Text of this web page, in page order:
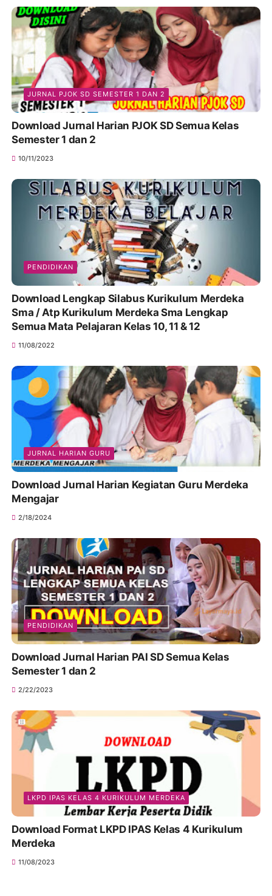
JURNAL PJOK SD SEMESTER 1 DAN 2
Download Jurnal Harian PJOK SD Semua Kelas
Semester 1 dan 2
10/11/2023
PENDIDIKAN
Download Lengkap Silabus Kurikulum Merdeka
Sma / Atp Kurikulum Merdeka Sma Lengkap
Semua Mata Pelajaran Kelas 10, 11 & 12
11/08/2022
JURNAL HARIAN GURU
Download Jurnal Harian Kegiatan Guru Merdeka
Mengajar
2/18/2024
PENDIDIKAN
Download Jurnal Harian PAI SD Semua Kelas
Semester 1 dan 2
2/22/2023
LKPD IPAS KELAS 4 KURIKULUM MERDEKA
Download Format LKPD IPAS Kelas 4 Kurikulum
Merdeka
11/08/2023